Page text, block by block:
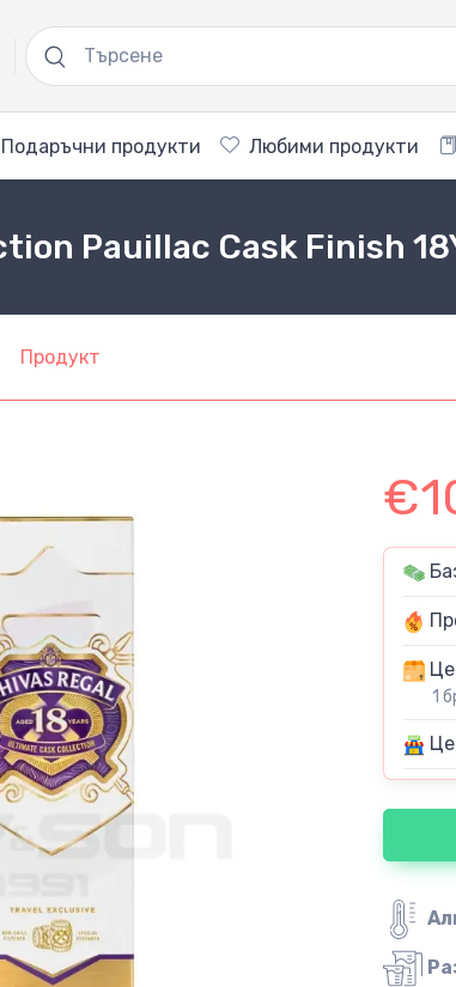
Подаръчни продукти Любими продукти
Pauillac Cask Finish
Продукт
1